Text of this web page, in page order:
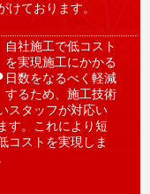
けております。
自社施工で低コスト
を実現施工にかかる
日数をなるべく軽減
するため、施工技術
スタッフが対応い
す。これにより短
コストを実現しま